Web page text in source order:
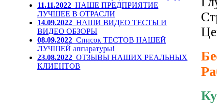
11.11.2022 НАШЕ ПРЕДПРИЯТИЕ
ЛУЧШЕЕ В ОТРАСЛИ
14.09.2022 НАШИ ВИДЕО ТЕСТЫ И
ВИДЕО ОБЗОРЫ
08.09.2022 Список ТЕСТОВ НАШЕЙ
ЛУЧШЕЙ аппаратуры!
23.08.2022 ОТЗЫВЫ НАШИХ РЕАЛЬНЫХ
КЛИЕНТОВ